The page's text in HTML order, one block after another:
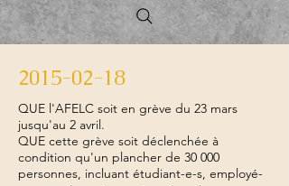
2015-02-18
QUE l'AFELC soit en grève du 23 mars
jusqu'au 2 avril.
QUE cette grève soit déclenchée à
condition qu'un plancher de 30 000
personnes, incluant étudiant-e-s, employé-